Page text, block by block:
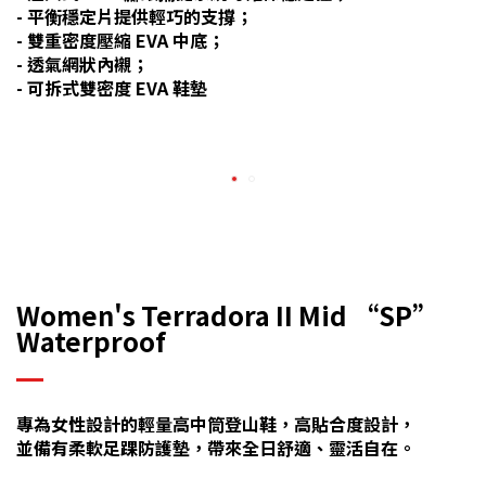
- 平衡穩定片提供輕巧的支撐；
- 雙重密度壓縮 EVA 中底；
- 透氣網狀內襯；
- 可拆式雙密度 EVA 鞋墊
Women's Terradora II Mid “SP”
Waterproof
專為女性設計的輕量高中筒登山鞋，高貼合度設計，
並備有柔軟足踝防護墊，帶來全日舒適、靈活自在。